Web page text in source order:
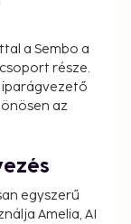
a Sembo a
része.
iparágvezető
az
egyszerű
Amelia, AI